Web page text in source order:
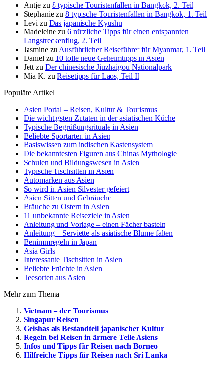
Antje zu 8 typische Touristenfallen in Bangkok, 2. Teil
Stephanie zu 8 typische Touristenfallen in Bangkok, 1. Teil
Levi zu Das japanische Kyushu
Madeleine zu 6 nützliche Tipps für einen entspannten
Langstreckenflug, 2. Teil
Jasmine zu Ausführlicher Reiseführer für Myanmar, 1. Teil
Daniel zu 10 tolle neue Geheimtipps in Asien
Jett zu Der chinesische Jiuzhaigou Nationalpark
Mia K. zu Reisetipps für Laos, Teil II
Populäre Artikel
Asien Portal – Reisen, Kultur & Tourismus
Die wichtigsten Zutaten in der asiatischen Küche
Typische Begrüßungsrituale in Asien
Beliebte Sportarten in Asien
Basiswissen zum indischen Kastensystem
Die bekanntesten Figuren aus Chinas Mythologie
Schulen und Bildungswesen in Asien
Typische Tischsitten in Asien
Automarken aus Asien
So wird in Asien Silvester gefeiert
Asien Sitten und Gebräuche
Bräuche zu Ostern in Asien
11 unbekannte Reiseziele in Asien
Anleitung und Vorlage – einen Fächer basteln
Anleitung – Serviette als asiatische Blume falten
Benimmregeln in Japan
Asia Girls
Interessante Tischsitten in Asien
Beliebte Früchte in Asien
Teesorten aus Asien
Mehr zum Thema
Vietnam – der Tourismus
Singapur Reisen
Geishas als Bestandteil japanischer Kultur
Regeln bei Reisen in ärmere Teile Asiens
Infos und Tipps für Reisen nach Borneo
Hilfreiche Tipps für Reisen nach Sri Lanka